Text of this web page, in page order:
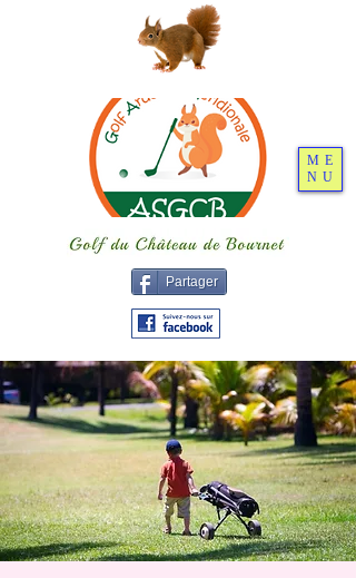
Partager
ME
NU